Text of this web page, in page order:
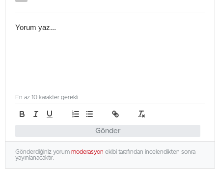
Gönder
En az 10 karakter gerekli
Gönderdiğiniz yorum moderasyon ekibi tarafından incelendikten sonra
yayınlanacaktır.